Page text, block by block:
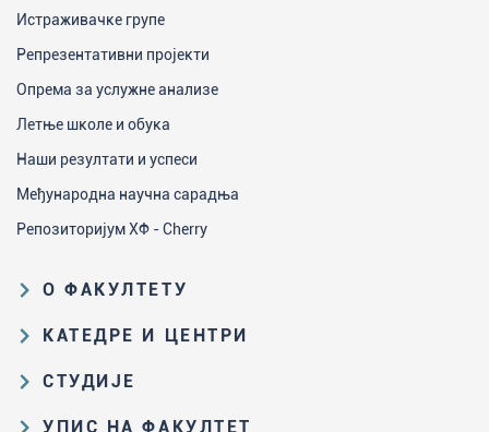
Истраживачке групе
Репрезентативни пројекти
Опрема за услужне анализе
Летње школе и обука
Наши резултати и успеси
Међународна научна сарадња
Репозиторијум ХФ - Cherry
О ФАКУЛТЕТУ
Образовна и научна делатност
структура
Закон о високом образовању и
КАТЕДРЕ И ЦЕНТРИ
Катедра за аналитичку хемију
СТУДИЈЕ
Пут студирања на ХФ
УПИС НА ФАКУЛТЕТ